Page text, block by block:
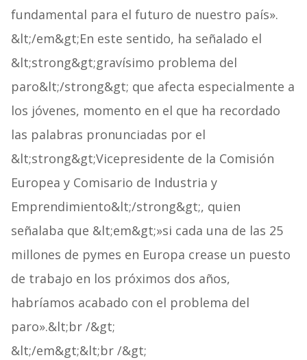
fundamental para el futuro de nuestro país».
&lt;/em&gt;En este sentido, ha señalado el
&lt;strong&gt;gravísimo problema del
paro&lt;/strong&gt; que afecta especialmente a
los jóvenes, momento en el que ha recordado
las palabras pronunciadas por el
&lt;strong&gt;Vicepresidente de la Comisión
Europea y Comisario de Industria y
Emprendimiento&lt;/strong&gt;, quien
señalaba que &lt;em&gt;»si cada una de las 25
millones de pymes en Europa crease un puesto
de trabajo en los próximos dos años,
habríamos acabado con el problema del
paro».&lt;br /&gt;
&lt;/em&gt;&lt;br /&gt;